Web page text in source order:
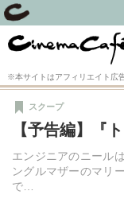
※本サイトはアフィリエイト広
【予告編】『
エンジニアのニール
ングルマザーのマリ
で…
スクープ